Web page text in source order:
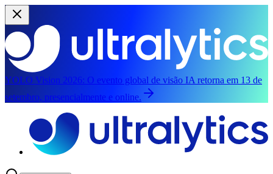
YOLO Vision 2026: O evento global de visão IA retorna em 13 de
setembro, presencialmente e online.